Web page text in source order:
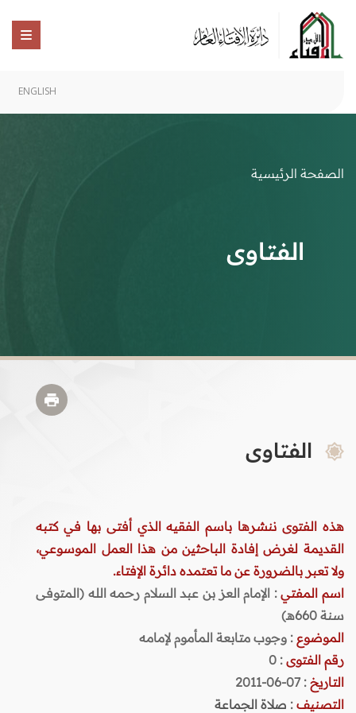
ENGLISH
الصفحة الرئيسية
الفتاوى
الفتاوى
هذه الفتوى ننشرها باسم الفقيه الذي أفتى بها في كتبه
القديمة لغرض إفادة الباحثين من هذا العمل الموسوعي،
ولا تعبر بالضرورة عن ما تعتمده دائرة الإفتاء.
اسم المفتي: الإمام العز بن عبد السلام رحمه الله (المتوفى
سنة 660هـ)
الموضوع : وجوب متابعة المأموم لإمامه
رقم الفتوى :
0
التاريخ : 07-06-2011
التصنيف : صلاة الجماعة